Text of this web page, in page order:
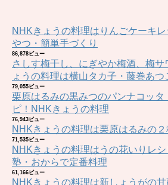
NHKきょうの料理はりんごケーキ
やつ・簡単手づくり
86,878ビュー
さしす梅干し、にぎやか梅酒、梅サ
ょうの料理は横山タカ子・藤巻あつ
79,055ビュー
栗原はるみの黒みつのパンナコッタ
ピ！NHKきょうの料理
76,943ビュー
NHKきょうの料理は栗原はるみの２
71,535ビュー
NHKきょうの料理はうの花いりレ
塾・おからで定番料理
61,166ビュー
NHKきょうの料理は新しょうがの